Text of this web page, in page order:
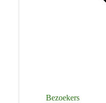
Bezoekers